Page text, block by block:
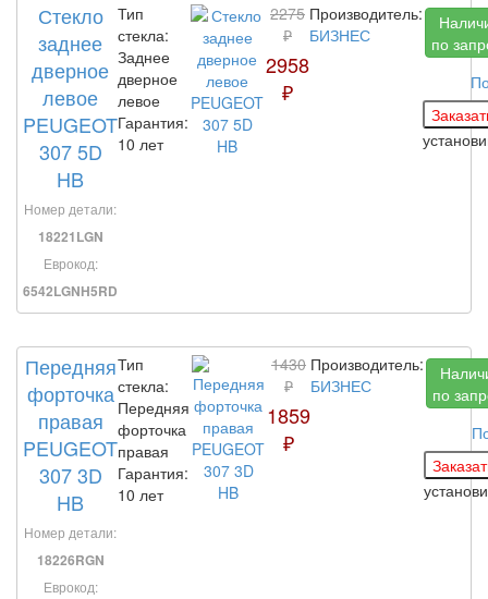
Стекло
заднее
дверное
левое
PEUGEOT
307 5D
HB
Номер детали:
18221LGN
Еврокод:
6542LGNH5RD
Тип
стекла:
Заднее
дверное
левое
Гарантия:
10 лет
2275
₽
2958
₽
Производитель:
БИЗНЕС
по
Передняя
форточка
правая
PEUGEOT
307 3D
HB
Номер детали:
18226RGN
Еврокод:
Тип
стекла:
Передняя
форточка
правая
Гарантия:
10 лет
1430
₽
1859
₽
Производитель:
БИЗНЕС
по